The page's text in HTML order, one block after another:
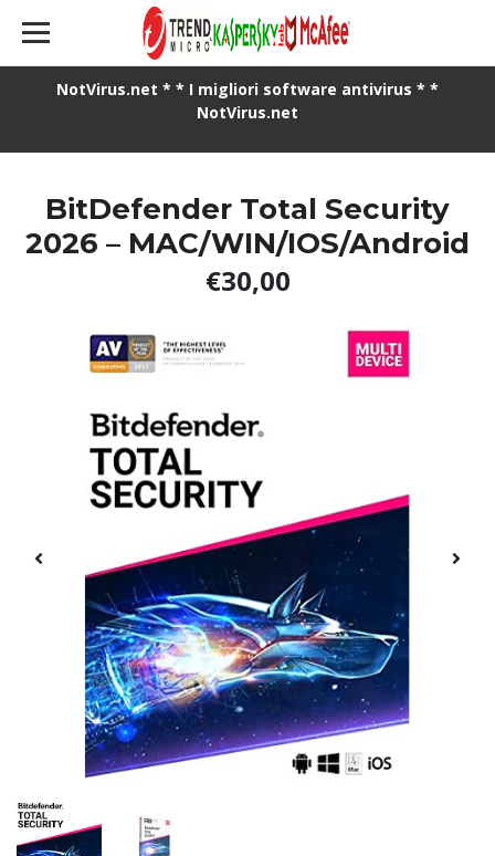
NotVirus.net * * I migliori software antivirus * *
NotVirus.net
BitDefender Total Security
2026 – MAC/WIN/IOS/Android
€30,00